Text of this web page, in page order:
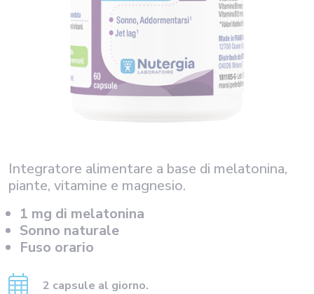
Integratore alimentare a base di melatonina,
piante, vitamine e magnesio.
1 mg di melatonina
Sonno naturale
Fuso orario
2 capsule al giorno.